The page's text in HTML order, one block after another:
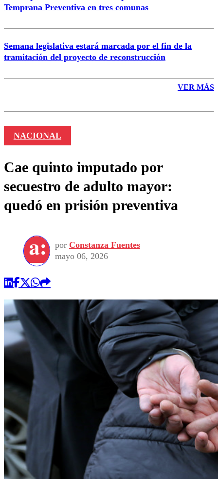
Temprana Preventiva en tres comunas
Semana legislativa estará marcada por el fin de la
tramitación del proyecto de reconstrucción
VER MÁS
NACIONAL
Cae quinto imputado por
secuestro de adulto mayor:
quedó en prisión preventiva
por Constanza Fuentes
mayo 06, 2026